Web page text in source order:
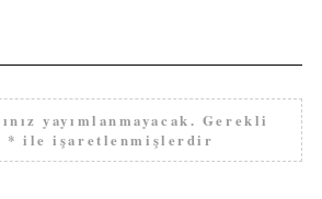
yayımlanmayacak. Gerekli
* ile işaretlenmişlerdir